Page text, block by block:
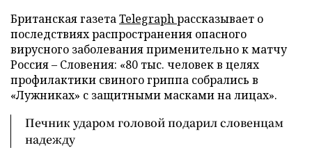
Британская газетаTelegraphрассказывает о
последствиях распространения опасного
вирусного заболевания применительно к матчу
Россия – Словения: «80 тыс. человек в целях
профилактики свиного гриппа собрались в
«Лужниках» с защитными масками на лицах».
Печник ударом головой подарил словенцам
надежду